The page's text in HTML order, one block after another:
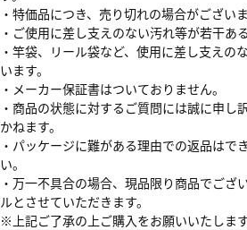
・特価品につき、売り切れの場合がございま
・ご使用に差し支えのない汚れ等が若干あ
・竿袋、リール袋など、使用に差し支えの
います。
・メーカー保証書はついておりません。
・商品の状態に対するご質問には誠に申し
かねます。
・パッケージに難がある理由での返品はで
い。
・万一不具合の場合、現品限り商品でござ
ルとさせていただきます。
※上記ご了承の上ご購入をお願いいたします